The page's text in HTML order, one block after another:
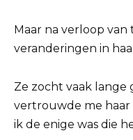
Maar na verloop
veranderingen in
Ze zocht vaak lange
vertrouwde me haar
ik de enige was die